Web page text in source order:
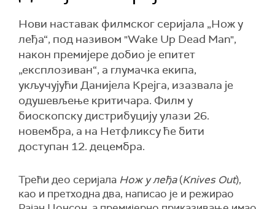
Нови наставак филмског серијала „Нож у
леђа“, под називом "Wake Up Dead Man",
након премијере добио је епитет
„експлозиван“, а глумачка екипа,
укључујући Данијела Крејга, изазвала је
одушевљење критичара. Филм у
биоскопску дистрибуцију улази 26.
новембра, а на Нетфликсу ће бити
доступан 12. децембра.
Трећи део серијала Нож у леђа(Knives Out),
као и претходна два, написао је и режирао